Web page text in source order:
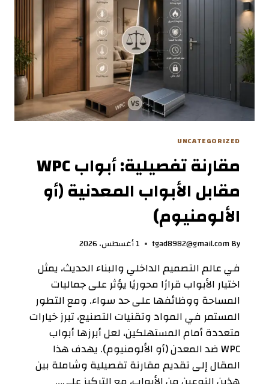
UNCATEGORIZED
مقارنة تفصيلية: أبواب WPC
مقابل الأبواب المعدنية (أو
الألومنيوم)
By
tgad8982@gmail.com 1 أغسطس، 2026
في عالم التصميم الداخلي والبناء الحديث، يمثل
اختيار الأبواب قرارًا محوريًا يؤثر على جماليات
المساحة ووظائفها على حد سواء. ومع التطور
المستمر في المواد وتقنيات التصنيع، تبرز خيارات
متعددة أمام المستهلكين، لعل أبرزها أبواب
WPC ضد المعدن (أو الألومنيوم). يهدف هذا
المقال إلى تقديم مقارنة تفصيلية وشاملة بين